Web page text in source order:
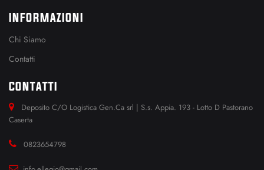
INFORMAZIONI
Chi Siamo
Contatti
CONTATTI
Deposito C/O Logistica Gen.Ca srl | S.s. Appia. 193 - Lotto D Pastorano
Caserta
0823654798